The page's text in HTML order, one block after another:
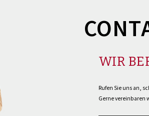
WIR
Rufen Sie uns an,
Gerne vereinbaren